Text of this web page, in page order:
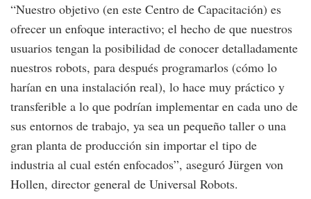
“Nuestro objetivo (en este Centro de Capacitación) es
ofrecer un enfoque interactivo; el hecho de que nuestros
usuarios tengan la posibilidad de conocer detalladamente
nuestros robots, para después programarlos (cómo lo
harían en una instalación real), lo hace muy práctico y
transferible a lo que podrían implementar en cada uno de
sus entornos de trabajo, ya sea un pequeño taller o una
gran planta de producción sin importar el tipo de
industria al cual estén enfocados”, aseguró Jürgen von
Hollen, director general de Universal Robots.